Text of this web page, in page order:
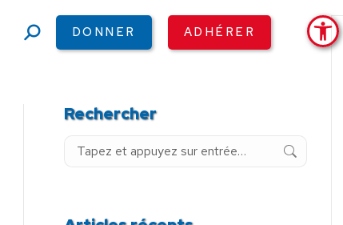
RechercheDONNER ADHÉRER
Rechercher
Recherche